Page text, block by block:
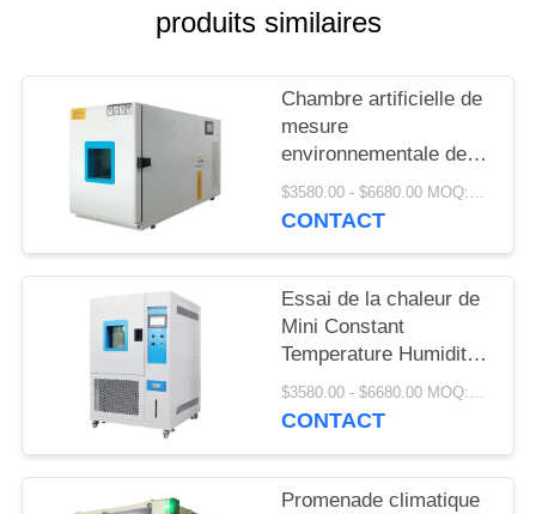
PRIVACY
POLICY
produits similaires
Chambre artificielle de
mesure
environnementale de
contrôle de climat
220V/380V
$3580.00 - $6680.00 MOQ:1 ensemble
CONTACT
Essai de la chaleur de
Mini Constant
Temperature Humidity
Chamber Damp de
laboratoire
$3580.00 - $6680.00 MOQ:1 ensemble
CONTACT
Promenade climatique